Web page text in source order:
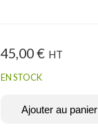
45,00€ HT
EN STOCK
Ajouter au panier